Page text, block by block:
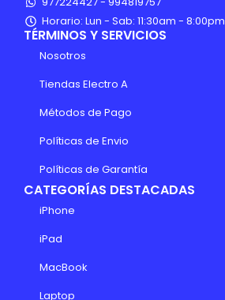
Horario: Lun - Sab: 11:30am - 8:00pm
TÉRMINOS Y SERVICIOS
Nosotros
Tiendas Electro A
Métodos de Pago
Políticas de Envio
Políticas de Garantía
CATEGORÍAS DESTACADAS
iPhone
iPad
MacBook
Laptop